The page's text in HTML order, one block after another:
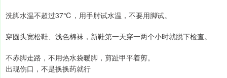
洗脚水温不超过37℃，用手肘试水温，不要用脚试。
穿圆头宽松鞋、浅色棉袜，新鞋第一天穿一两个小时就脱下检查。
不赤脚走路，不用热水袋暖脚，剪趾甲平着剪。
出现伤口，不是换换药就行